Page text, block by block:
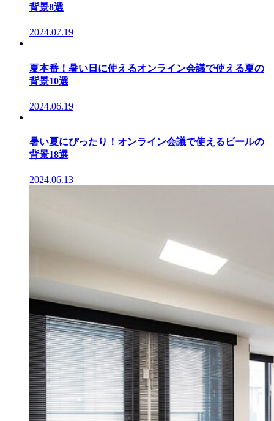
背景8選
2024.07.19
夏本番！暑い日に使えるオンライン会議で使える夏の
背景10選
2024.06.19
暑い夏にぴったり！オンライン会議で使えるビールの
背景18選
2024.06.13